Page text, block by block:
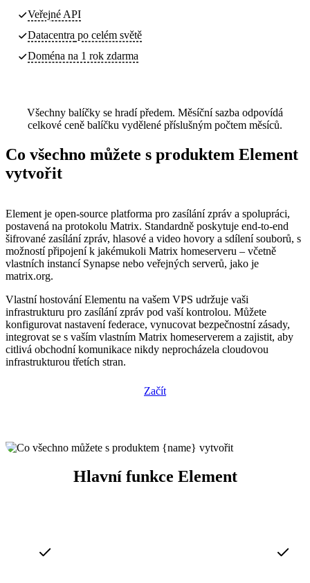
Veřejné API
Datacentra po celém světě
Doména na 1 rok zdarma
Všechny balíčky se hradí předem. Měsíční sazba odpovídá
celkové ceně balíčku vydělené příslušným počtem měsíců.
Co všechno můžete s produktem Element
vytvořit
Element je open-source platforma pro zasílání zpráv a spolupráci,
postavená na protokolu Matrix. Standardně poskytuje end-to-end
šifrované zasílání zpráv, hlasové a video hovory a sdílení souborů, s
možností připojení k jakémukoli Matrix homeserveru – včetně
vlastních instancí Synapse nebo veřejných serverů, jako je
matrix.org.
Vlastní hostování Elementu na vašem VPS udržuje vaši
infrastrukturu pro zasílání zpráv pod vaší kontrolou. Můžete
konfigurovat nastavení federace, vynucovat bezpečnostní zásady,
integrovat se s vaším vlastním Matrix homeserverem a zajistit, aby
citlivá obchodní komunikace nikdy neprocházela cloudovou
infrastrukturou třetích stran.
Začít
Hlavní funkce Element